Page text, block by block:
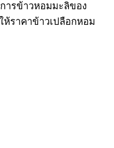
ารข้าวหอมมะลิของ
ห้ราคาข้าวเปลือกหอม